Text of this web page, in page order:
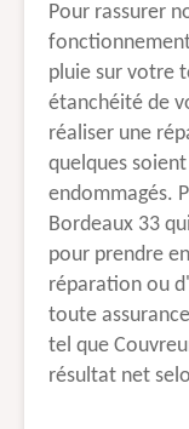
Pour rassurer
pluie sur votre
étanchéité de
réaliser une
quelques
endommagés.
Bordeaux 33
pour prendre
réparation ou
toute
tel que
résultat net